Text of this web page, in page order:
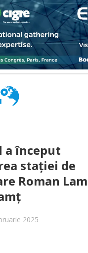
a început
staţiei de
Roman
2025